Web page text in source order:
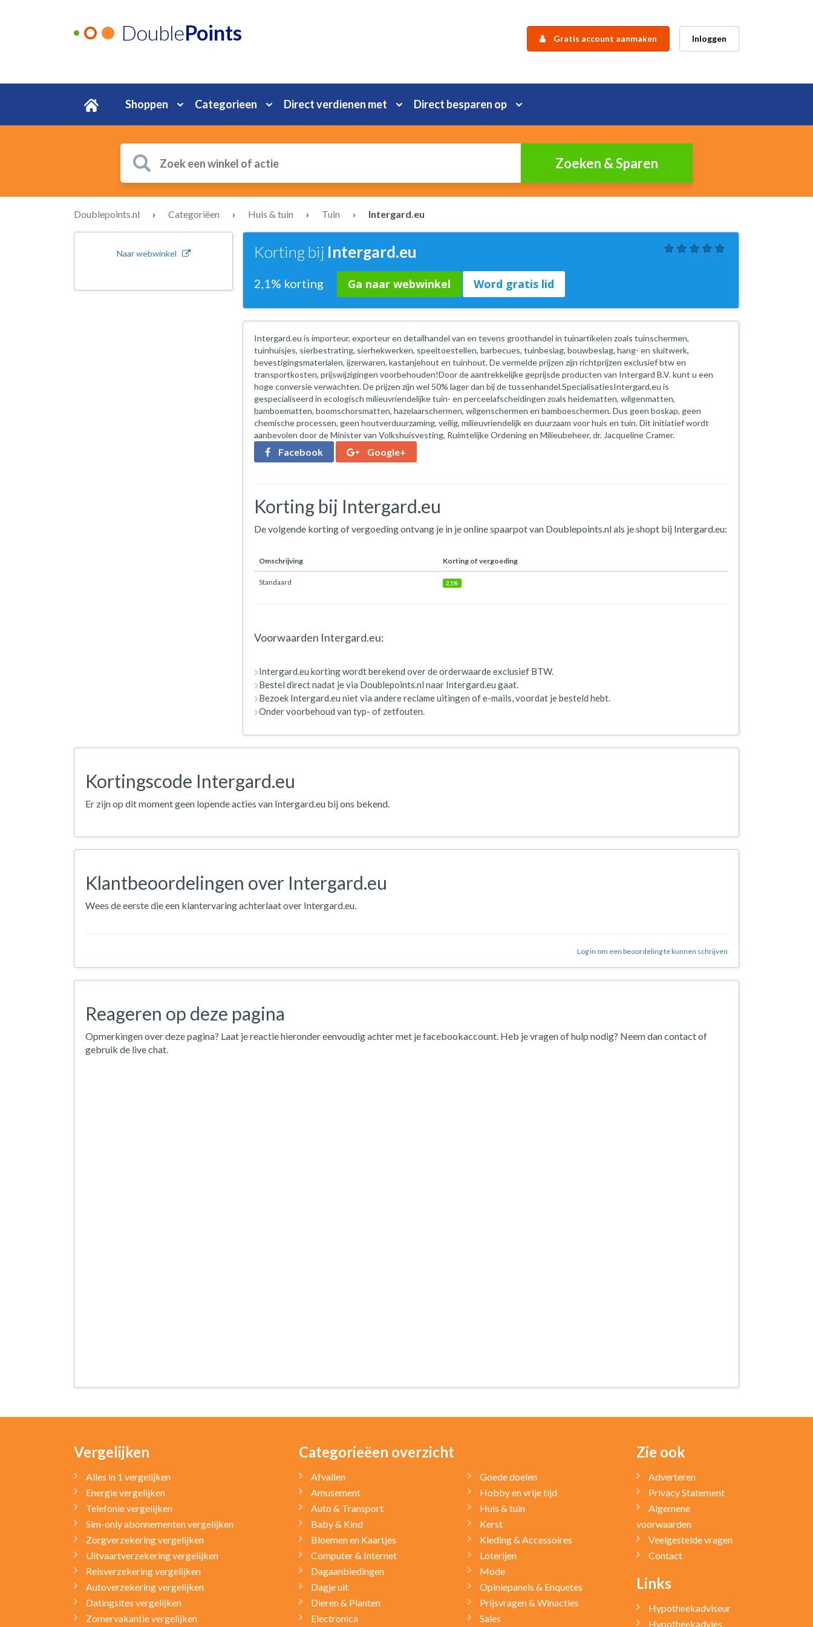
DoublePoints Gratis account aanmaken Inloggen
Shoppen Categorieen Direct verdienen met Direct besparen op
Doublepoints.nl › Categoriëen › Huis & tuin › Tuin › Intergard.eu
Naar webwinkel Korting bij Intergard.eu
2,1% korting Ga naar webwinkel Word gratis lid
Intergard.eu is importeur, exporteur en detailhandel van en tevens groothandel in tuinartikelen zoals tuinschermen,
tuinhuisjes, sierbestrating, sierhekwerken, speeltoestellen, barbecues, tuinbeslag, bouwbeslag, hang- en sluitwerk,
bevestigingsmaterialen, ijzerwaren, kastanjehout en tuinhout. De vermelde prijzen zijn richtprijzen exclusief btw en
transportkosten, prijswijzigingen voorbehouden!Door de aantrekkelijke geprijsde producten van Intergard B.V. kunt u een
hoge conversie verwachten. De prijzen zijn wel 50% lager dan bij de tussenhandel.SpecialisatiesIntergard.eu is
gespecialiseerd in ecologisch milieuvriendelijke tuin- en perceelafscheidingen zoals heidematten, wilgenmatten,
bamboematten, boomschorsmatten, hazelaarschermen, wilgenschermen en bamboeschermen. Dus geen boskap, geen
chemische processen, geen houtverduurzaming, veilig, milieuvriendelijk en duurzaam voor huis en tuin. Dit initiatief wordt
aanbevolen door de Minister van Volkshuisvesting, Ruimtelijke Ordening en Milieubeheer, dr. Jacqueline Cramer.
Facebook Google+
Korting bij Intergard.eu
De volgende korting of vergoeding ontvang je in je online spaarpot van Doublepoints.nl als je shopt bij Intergard.eu:
Omschrijving Korting of vergoeding
Standaard 2,1%
Voorwaarden Intergard.eu:
Intergard.eu korting wordt berekend over de orderwaarde exclusief BTW.
Bestel direct nadat je via Doublepoints.nl naar Intergard.eu gaat.
Bezoek Intergard.eu niet via andere reclame uitingen of e-mails, voordat je besteld hebt.
Onder voorbehoud van typ- of zetfouten.
Kortingscode Intergard.eu
Er zijn op dit moment geen lopende acties van Intergard.eu bij ons bekend.
Klantbeoordelingen over Intergard.eu
Wees de eerste die een klantervaring achterlaat over Intergard.eu.
Log in om een beoordeling te kunnen schrijven
Reageren op deze pagina
Opmerkingen over deze pagina? Laat je reactie hieronder eenvoudig achter met je facebookaccount. Heb je vragen of hulp nodig? Neem dan contact of
gebruik de live chat.
Vergelijken
Alles in 1 vergelijken
Energie vergelijken
Telefonie vergelijken
Sim-only abonnementen vergelijken
Zorgverzekering vergelijken
Uitvaartverzekering vergelijken
Reisverzekering vergelijken
Autoverzekering vergelijken
Datingsites vergelijken
Zomervakantie vergelijken
Categorieëen overzicht
Afvallen
Amusement
Auto & Transport
Baby & Kind
Bloemen en Kaartjes
Computer & Internet
Dagaanbiedingen
Dagje uit
Dieren & Planten
Electronica
Goede doelen
Hobby en vrije tijd
Huis & tuin
Kerst
Kleding & Accessoires
Loterijen
Mode
Opiniepanels & Enquetes
Prijsvragen & Winacties
Sales
Zie ook
Adverteren
Privacy Statement
Algemene
voorwaarden
Veelgestelde vragen
Contact
Links
Hypotheekadviseur
Hypotheekadvies